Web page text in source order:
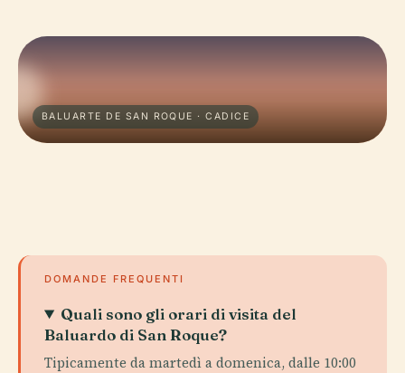
BALUARTE DE SAN ROQUE · CADICE
DOMANDE FREQUENTI
Quali sono gli orari di visita del
Baluardo di San Roque?
Tipicamente da martedì a domenica, dalle 10:00